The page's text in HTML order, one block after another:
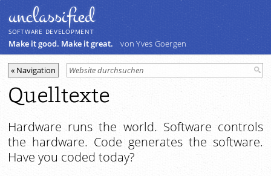
unclassiﬁed
SOFTWARE DEVELOPMENT
Make it good. Make it great. von Yves Goergen
Quelltexte
Hardware runs the world. Software controls
the hardware. Code generates the software.
Have you coded today?